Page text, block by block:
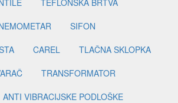
TEFLONSKA BRTVA
SIFON
CAREL
TLAČNA SKLOPKA
TRANSFORMATOR
ANTI VIBRACIJSKE PODLOŠKE